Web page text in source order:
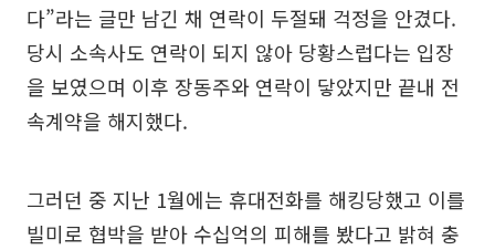
다”라는 글만 남긴 채 연락이 두절돼 걱정을 안겼다.
당시 소속사도 연락이 되지 않아 당황스럽다는 입장
을 보였으며 이후 장동주와 연락이 닿았지만 끝내 전
속계약을 해지했다.
그러던 중 지난 1월에는 휴대전화를 해킹당했고 이를
빌미로 협박을 받아 수십억의 피해를 봤다고 밝혀 충